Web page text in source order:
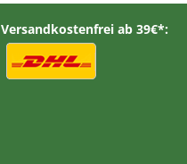
Versandkostenfrei ab 39€*: